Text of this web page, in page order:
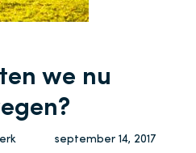
we nu
september 14, 2017